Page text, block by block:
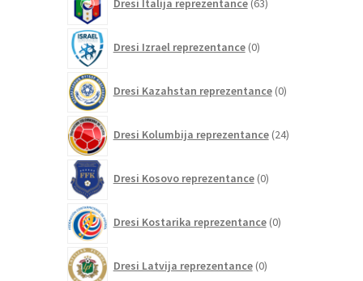
Dresi Italija reprezentance 63izdelkov
Dresi Izrael reprezentance 0izdelkov
Dresi Kazahstan reprezentance 0izdelkov
Dresi Kolumbija reprezentance 24izdelkov
Dresi Kosovo reprezentance 0izdelkov
Dresi Kostarika reprezentance 0izdelkov
Dresi Latvija reprezentance 0izdelkov